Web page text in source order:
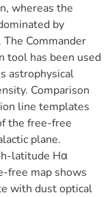
whereas the
by
Commander
tool has been used
astrophysical
Comparison
line templates
the free-free
plane.
latitude Hα
free map shows
with dust optical